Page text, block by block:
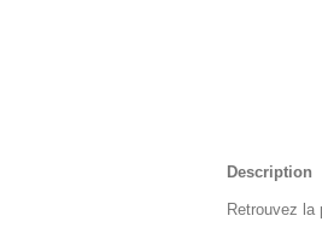
Description
Retrouvez la